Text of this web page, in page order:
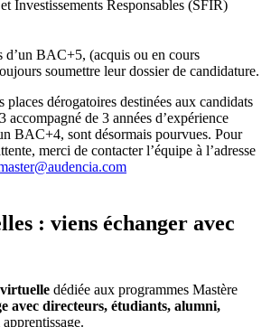
Investissements Responsables (SFIR)
d’un BAC+5, (acquis ou en cours
soumettre leur dossier de candidature.
places dérogatoires destinées aux candidats
accompagné de 3 années d’expérience
BAC+4, sont désormais pourvues. Pour
merci de contacter l’équipe à l’adresse
: viens échanger avec
dédiée aux programmes Mastère
avec directeurs, étudiants, alumni,